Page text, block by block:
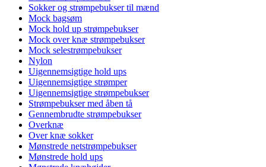
Sokker og strømpebukser til mænd
Mock bagsøm
Mock hold up strømpebukser
Mock over knæ strømpebukser
Mock selestrømpebukser
Nylon
Uigennemsigtige hold ups
Uigennemsigtige strømper
Uigennemsigtige strømpebukser
Strømpebukser med åben tå
Gennembrudte strømpebukser
Overknæ
Over knæ sokker
Mønstrede netstrømpebukser
Mønstrede hold ups